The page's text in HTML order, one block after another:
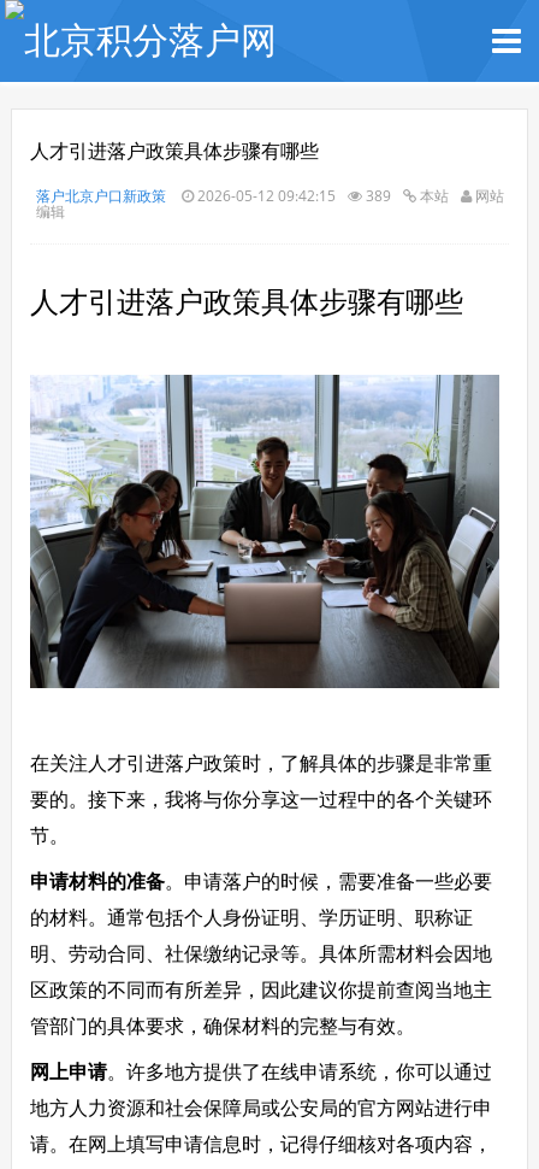
人才引进落户政策具体步骤有哪些
落户北京户口新政策 2026-05-12 09:42:15 389 本站 网站
编辑
人才引进落户政策具体步骤有哪些
在关注人才引进落户政策时，了解具体的步骤是非常重
要的。接下来，我将与你分享这一过程中的各个关键环
节。
申请材料的准备。申请落户的时候，需要准备一些必要
的材料。通常包括个人身份证明、学历证明、职称证
明、劳动合同、社保缴纳记录等。具体所需材料会因地
区政策的不同而有所差异，因此建议你提前查阅当地主
管部门的具体要求，确保材料的完整与有效。
网上申请。许多地方提供了在线申请系统，你可以通过
地方人力资源和社会保障局或公安局的官方网站进行申
请。在网上填写申请信息时，记得仔细核对各项内容，